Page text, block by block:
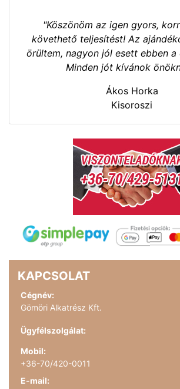
"Köszönöm az igen gyors,
követhető teljesítést! Az
örültem, nagyon jól esett ebben a
Minden jót kívánok
Ákos Horka
Kisoroszi
KAPCSOLAT
Cégnév:
Gömöri Alkatrész Kft.
Ügyfélszolgálat:
Mobil:
+36-70/420-0011
E-mail: